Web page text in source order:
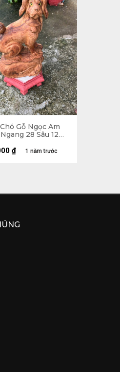
Gỗ Ngọc Am
28 Sâu 12
1 năm trước
₫